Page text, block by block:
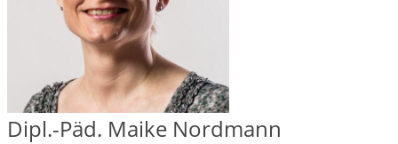
Dipl.-Päd. Maike Nordmann